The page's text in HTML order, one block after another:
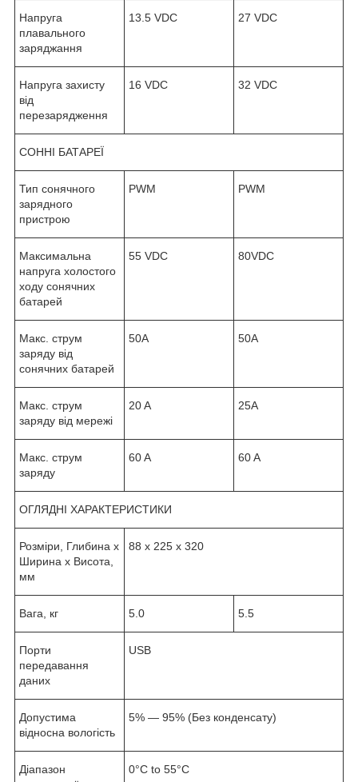
Напруга
плавального
заряджання
13.5 VDC 27 VDC
Напруга захисту
від
перезарядження
16 VDC 32 VDC
СОННІ БАТАРЕЇ
Тип сонячного
зарядного
пристрою
PWM PWM
Максимальна
напруга холостого
ходу сонячних
батарей
55 VDC 80VDC
Макс. струм
заряду від
сонячних батарей
50A 50A
Макс. струм
заряду від мережі
20 A 25A
Макс. струм
заряду
60 A 60 A
ОГЛЯДНІ ХАРАКТЕРИСТИКИ
Розміри, Глибина x
Ширина x Висота,
мм
88 x 225 x 320
Вага, кг 5.0 5.5
Порти
передавання
даних
USB
Допустима
відносна вологість
5% — 95% (Без конденсату)
Діапазон
0°C to 55°C